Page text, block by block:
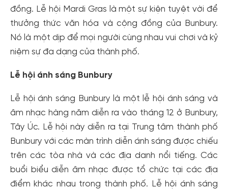
đồng. Lễ hội Mardi Gras là một sự kiện tuyệt vời để
thưởng thức văn hóa và cộng đồng của Bunbury.
Nó là một dịp để mọi người cùng nhau vui chơi và kỷ
niệm sự đa dạng của thành phố.
Lễ hội ánh sáng Bunbury
Lễ hội ánh sáng Bunbury là một lễ hội ánh sáng và
âm nhạc hàng năm diễn ra vào tháng 12 ở Bunbury,
Tây Úc. Lễ hội này diễn ra tại Trung tâm thành phố
Bunbury với các màn trình diễn ánh sáng được chiếu
trên các tòa nhà và các địa danh nổi tiếng. Các
buổi biểu diễn âm nhạc được tổ chức tại các địa
điểm khác nhau trong thành phố. Lễ hội ánh sáng